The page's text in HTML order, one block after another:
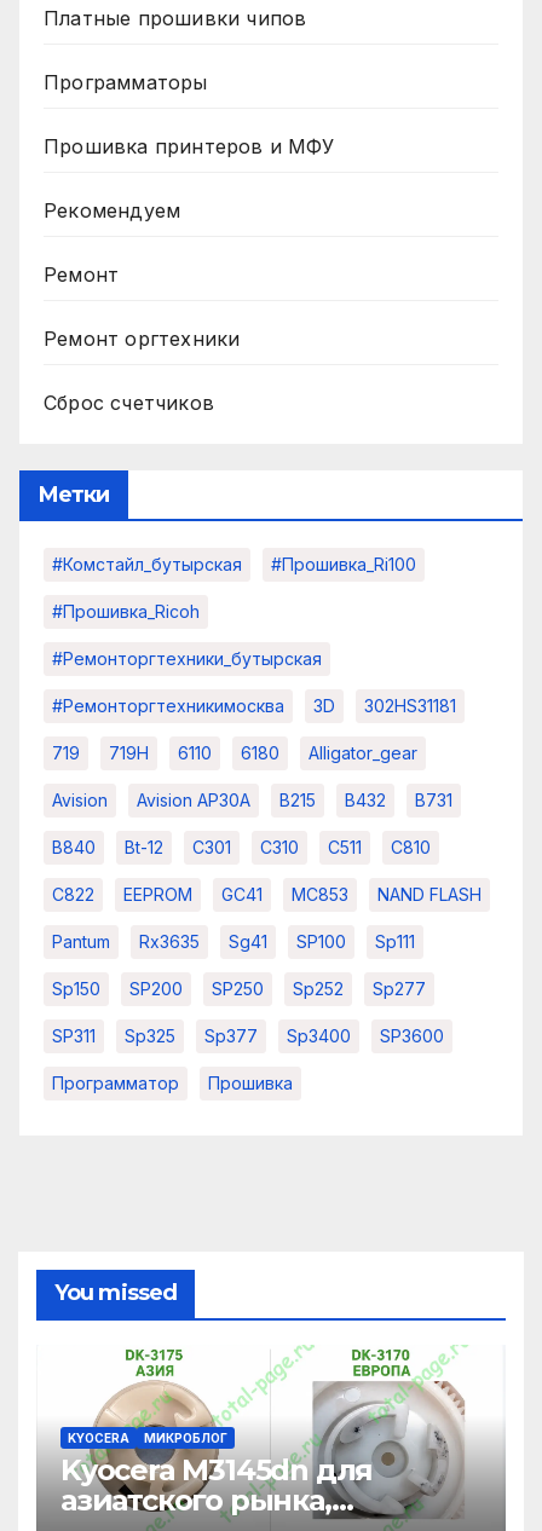
Платные прошивки чипов
Программаторы
Прошивка принтеров и МФУ
Рекомендуем
Ремонт
Ремонт оргтехники
Сброс счетчиков
Метки
#комстайл_бутырская #прошивка_Ri100
#прошивка_Ricoh
#ремонторгтехники_бутырская
#ремонторгтехникимосква 3D 302HS31181
719 719H 6110 6180 Alligator_gear
Avision Avision AP30A B215 B432 B731
B840 Bt-12 C301 C310 C511 C810
C822 EEPROM GC41 MC853 NAND FLASH
Pantum Rx3635 Sg41 SP100 Sp111
Sp150 SP200 SP250 Sp252 Sp277
SP311 Sp325 Sp377 Sp3400 SP3600
Программатор Прошивка
You missed
KYOCERA МИКРОБЛОГ
Kyocera M3145dn для
азиатского рынка,